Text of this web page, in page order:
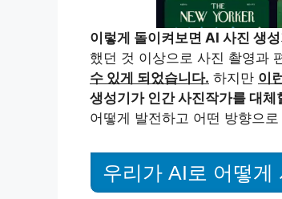
이렇게 돌이켜보면 AI 사진 생
했던 것 이상으로 사진 촬영과
수 있게 되었습니다. 하지만 이
생성기가 인간 사진작가를 대체
어떻게 발전하고 어떤 방향으
우리가 AI로 어떻게